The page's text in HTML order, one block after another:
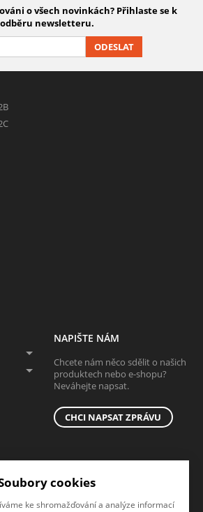
o všech novinkách? Přihlaste se k
odběru newsletteru.
ODESLAT
NAPIŠTE NÁM
Chcete nám něco sdělit o našich
produktech nebo e-shopu?
Neváhejte napsat.
CHCI NAPSAT ZPRÁVU
cookies
ke shromažďování a analýze informací